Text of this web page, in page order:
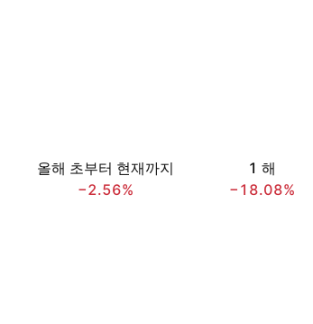
올해 초부터 현재까지
−2.56%
1 해
−18.08%